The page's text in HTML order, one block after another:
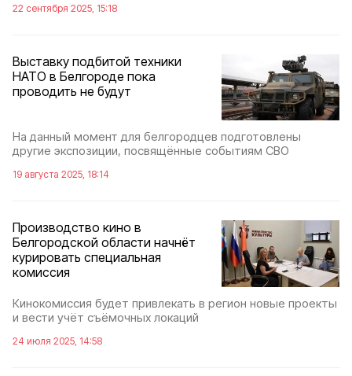
22 сентября 2025, 15:18
Выставку подбитой техники
НАТО в Белгороде пока
проводить не будут
На данный момент для белгородцев подготовлены
другие экспозиции, посвящённые событиям СВО
19 августа 2025, 18:14
Производство кино в
Белгородской области начнёт
курировать специальная
комиссия
Кинокомиссия будет привлекать в регион новые проекты
и вести учёт съёмочных локаций
24 июля 2025, 14:58